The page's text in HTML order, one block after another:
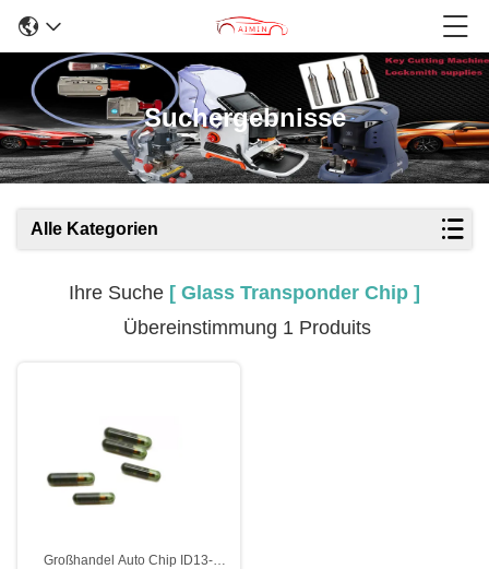
Suchergebnisse
Alle Kategorien
Ihre Suche [ Glass Transponder Chip ]
Übereinstimmung 1 Produits
Großhandel Auto Chip ID13-